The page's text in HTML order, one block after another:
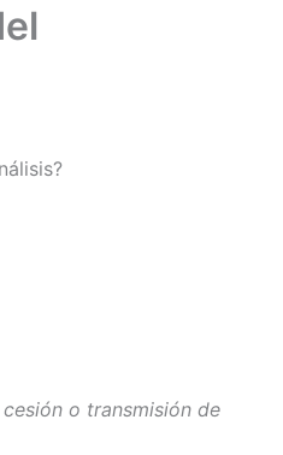
o transmisión de